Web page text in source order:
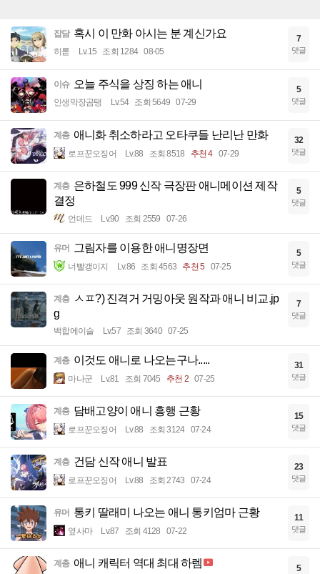
잡담 혹시 이 만화 아시는 분 계신가요
히롣 Lv.15 조회 1284 08-05
7
댓글
이슈 오늘 주식을 상징 하는 애니
인생막장곰탱 Lv.54 조회 5649 07-29
5
댓글
계층 애니화 취소하라고 오타쿠들 난리난 만화
로프꾼오징어 Lv.88 조회 8518 추천 4 07-29
32
댓글
계층 은하철도 999 신작 극장판 애니메이션 제작
결정
언데드 Lv.90 조회 2559 07-26
5
댓글
유머 그림자를 이용한 애니명장면
너빨갱이지 Lv.86 조회 4563 추천 5 07-25
5
댓글
계층 ㅅㅍ?) 진격거 거밍아웃 원작과 애니 비교.jp
g
백합에이슬 Lv.57 조회 3640 07-25
7
댓글
계층 이것도 애니로 나오는구나.....
마나군 Lv.81 조회 7045 추천 2 07-25
31
댓글
계층 담배고양이 애니 흥행 근황
로프꾼오징어 Lv.88 조회 3124 07-24
15
댓글
계층 건담 신작 애니 발표
로프꾼오징어 Lv.88 조회 2743 07-24
23
댓글
유머 통키 딸래미 나오는 애니 통키엄마 근황
옆사마 Lv.87 조회 4128 07-22
11
댓글
계층 애니 캐릭터 역대 최대 하렘 5